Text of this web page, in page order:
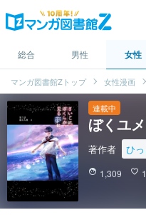
総合 男性 女性
マンガ図書館Zトップ 女性漫画
連載中
ぼくユ
著作者 ひっ
face 1,309 favorite_border 1